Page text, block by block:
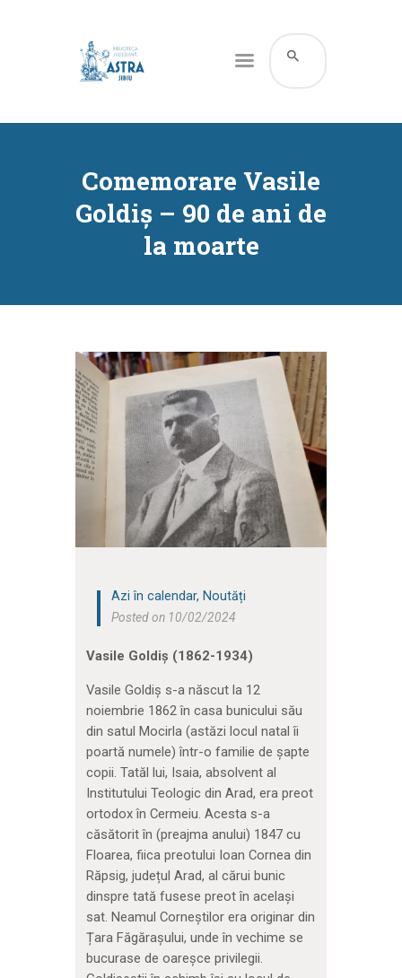
Comemorare Vasile
Goldiș – 90 de ani de
la moarte
CATALOG ONLINE
RESURSE
SERVICII
INFORMAȚII UTILE
CONTUL MEU
Azi în calendar, Noutăți
Posted on 10/02/2024
Vasile Goldiș (1862-1934)
Vasile Goldiș s-a născut la 12
noiembrie 1862 în casa bunicului său
din satul Mocirla (astăzi locul natal îi
poartă numele) într-o familie de șapte
copii. Tatăl lui, Isaia, absolvent al
Institutului Teologic din Arad, era preot
ortodox în Cermeiu. Acesta s-a
căsătorit în (preajma anului) 1847 cu
Floarea, fiica preotului Ioan Cornea din
Răpsig, județul Arad, al cărui bunic
dinspre tată fusese preot în același
sat. Neamul Corneștilor era originar din
Țara Făgărașului, unde în vechime se
bucurase de oareșce privilegii.